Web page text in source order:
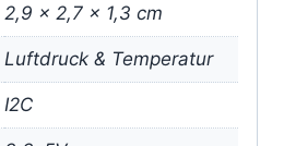
2,9 × 2,7 × 1,3 cm
Luftdruck & Temperatur
I2C